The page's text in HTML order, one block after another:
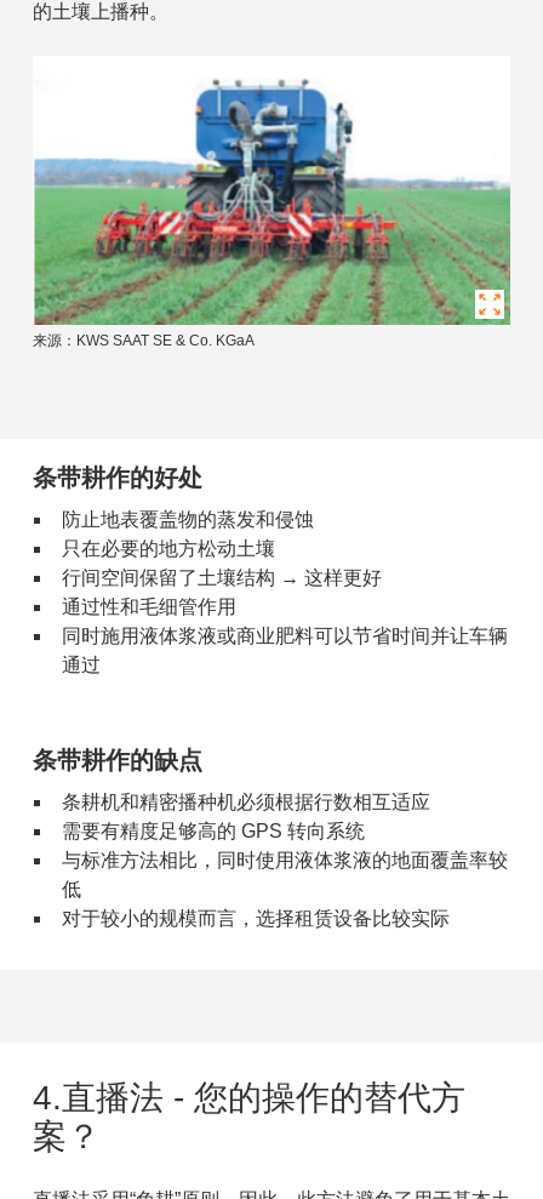
的土壤上播种。
来源：KWS SAAT SE & Co. KGaA
条带耕作的好处
防止地表覆盖物的蒸发和侵蚀
只在必要的地方松动土壤
行间空间保留了土壤结构 → 这样更好
通过性和毛细管作用
同时施用液体浆液或商业肥料可以节省时间并让车辆
通过
条带耕作的缺点
条耕机和精密播种机必须根据行数相互适应
需要有精度足够高的 GPS 转向系统
与标准方法相比，同时使用液体浆液的地面覆盖率较
低
对于较小的规模而言，选择租赁设备比较实际
4.直播法 - 您的操作的替代方
案？